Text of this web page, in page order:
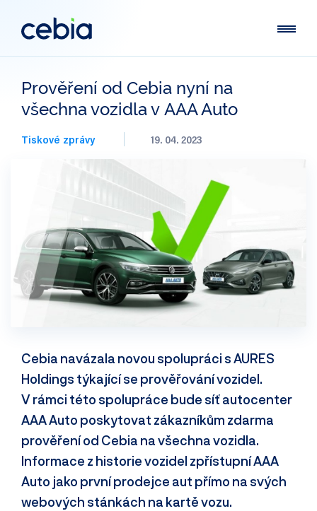
Prověření od Cebia nyní na
všechna vozidla v AAA Auto
Tiskové zprávy 19. 04. 2023
Cebia navázala novou spolupráci s AURES
Holdings týkající se prověřování vozidel.
V rámci této spolupráce bude síť autocenter
AAA Auto poskytovat zákazníkům zdarma
prověření od Cebia na všechna vozidla.
Informace z historie vozidel zpřístupní AAA
Auto jako první prodejce aut přímo na svých
webových stánkách na kartě vozu.